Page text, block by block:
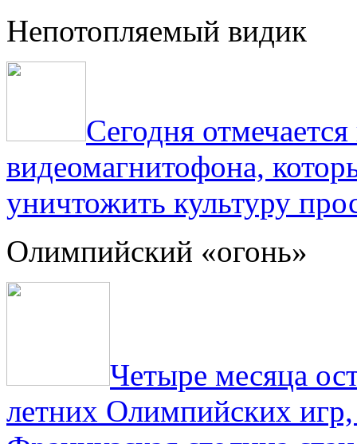
Непотопляемый видик
Сегодня
видеомагнитофона,
уничтожить культуру
Олимпийский «огонь»
Четыре месяца
летних Олимпийских